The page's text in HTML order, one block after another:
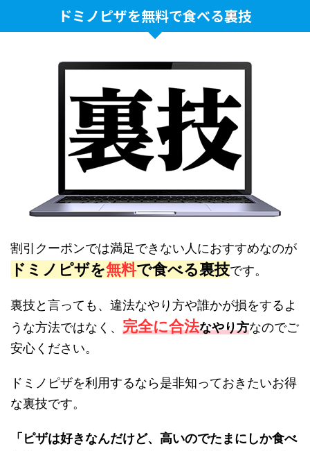
ドミノピザを無料で食べる裏技
割引クーポンでは満足できない人におすすめなのが
ドミノピザを無料で食べる裏技です。
裏技と言っても、違法なやり方や誰かが損をするよ
うな方法ではなく、 完全に合法なやり方なのでご
安心ください。
ドミノピザを利用するなら是非知っておきたいお得
な裏技です。
「ピザは好きなんだけど、高いのでたまにしか食べ